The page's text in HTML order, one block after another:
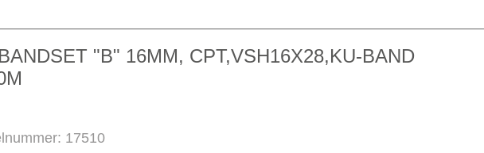
"B" 16MM, CPT,VSH16X28,KU-BAND
17510